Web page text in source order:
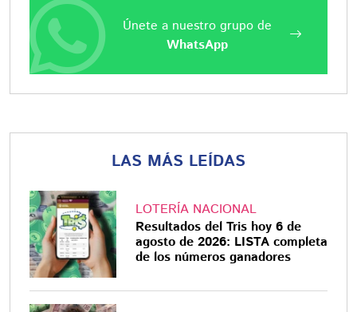
Únete a nuestro grupo de
WhatsApp
LAS MÁS LEÍDAS
LOTERÍA NACIONAL
Resultados del Tris hoy 6 de
agosto de 2026: LISTA completa
de los números ganadores